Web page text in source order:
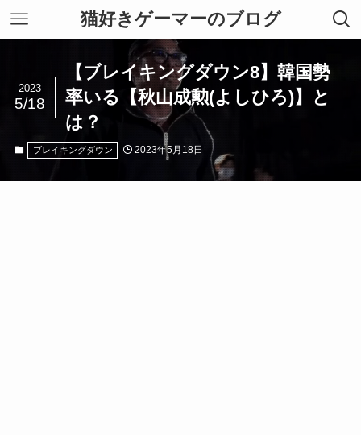
猫好きゲーマーのブログ
【ブレイキングダウン8】韓国勢
率いる【秋山成勲(よしひろ)】と
は？
2023
5/18
ブレイキングダウン 2023年5月18日